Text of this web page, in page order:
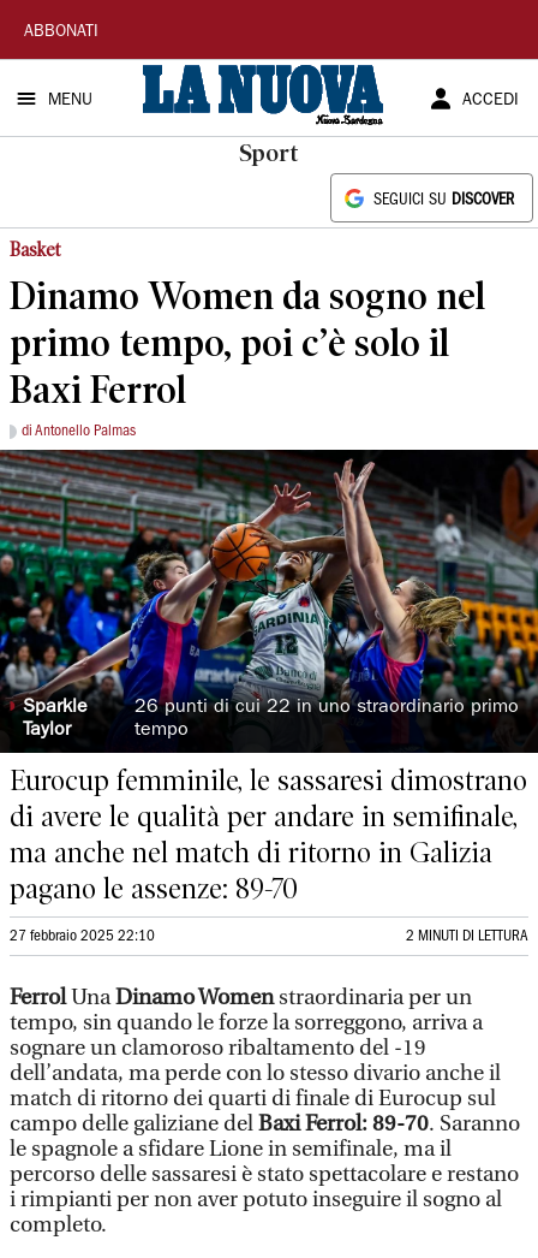
La
Nuova
Sardegna
ABBONATI
MENU ACCEDI
Sport
SEGUICI SU DISCOVER
Basket
Dinamo Women da sogno nel
primo tempo, poi c’è solo il
Baxi Ferrol
di Antonello Palmas
◗Sparkle
Taylor
26 punti di cui 22 in uno straordinario primo
tempo
Eurocup femminile, le sassaresi dimostrano
di avere le qualità per andare in semifinale,
ma anche nel match di ritorno in Galizia
pagano le assenze: 89-70
27 febbraio 2025 22:10 2 MINUTI DI LETTURA
FerrolUnaDinamo Womenstraordinaria per un
tempo, sin quando le forze la sorreggono, arriva a
sognare un clamoroso ribaltamento del -19
dell’andata, ma perde con lo stesso divario anche il
match di ritorno dei quarti di finale di Eurocup sul
campo delle galiziane delBaxi Ferrol: 89-70. Saranno
le spagnole a sfidare Lione in semifinale, ma il
percorso delle sassaresi è stato spettacolare e restano
i rimpianti per non aver potuto inseguire il sogno al
completo.